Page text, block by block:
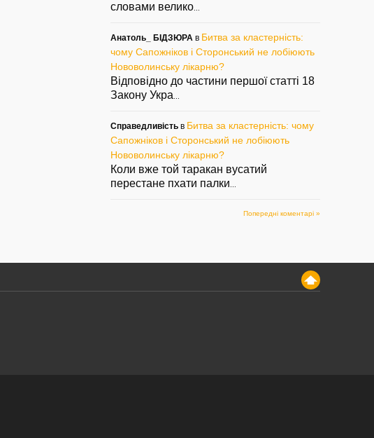
словами велико
Анатоль_ БІДЗЮРА в Битва за кластерність:
чому Сапожніков і Сторонський не лобіюють
Нововолинську лікарню?
Відповідно до частини першої статті 18
Закону Укра
Справедливість в Битва за кластерність: чому
Сапожніков і Сторонський не лобіюють
Нововолинську лікарню?
Коли вже той таракан вусатий
перестане пхати палки
Попередні коментарі »